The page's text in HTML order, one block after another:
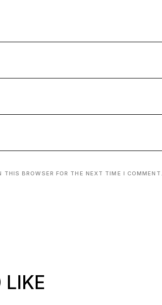
BROWSER FOR THE NEXT TIME I COMMENT.